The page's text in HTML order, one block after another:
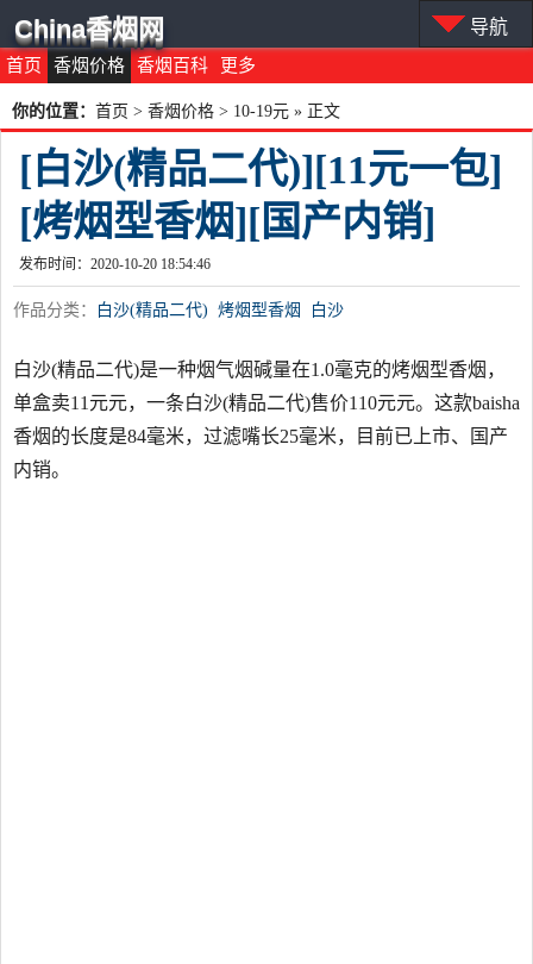
首页 香烟价格 香烟百科 更多
China香烟网 导航
你的位置： 首页 > 香烟价格 > 10-19元 » 正文
[白沙(精品二代)][11元一包]
[烤烟型香烟][国产内销]
发布时间：2020-10-20 18:54:46
作品分类： 白沙(精品二代) 烤烟型香烟 白沙
白沙(精品二代)是一种烟气烟碱量在1.0毫克的烤烟型香烟，
单盒卖11元元，一条白沙(精品二代)售价110元元。这款baisha
香烟的长度是84毫米，过滤嘴长25毫米，目前已上市、国产
内销。